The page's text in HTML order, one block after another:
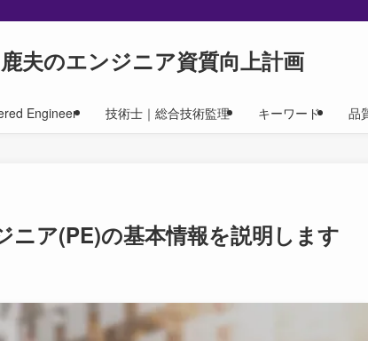
鹿夫のエンジニア資質向上計画
Engineer 技術士｜総合技術監理 キーワード 品
ア(PE)の基本情報を説明します